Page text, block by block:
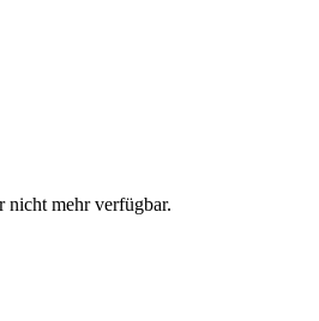
nicht mehr verfügbar.